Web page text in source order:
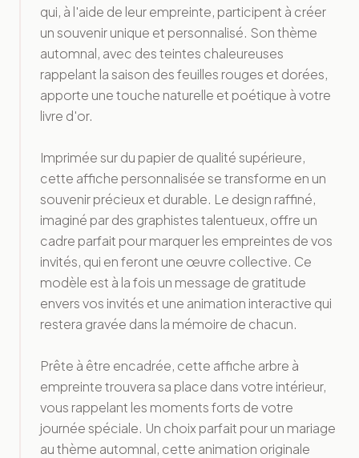
qui, à l'aide de leur empreinte, participent à créer
un souvenir unique et personnalisé. Son thème
automnal, avec des teintes chaleureuses
rappelant la saison des feuilles rouges et dorées,
apporte une touche naturelle et poétique à votre
livre d'or.
Imprimée sur du papier de qualité supérieure,
cette affiche personnalisée se transforme en un
souvenir précieux et durable. Le design raffiné,
imaginé par des graphistes talentueux, offre un
cadre parfait pour marquer les empreintes de vos
invités, qui en feront une œuvre collective. Ce
modèle est à la fois un message de gratitude
envers vos invités et une animation interactive qui
restera gravée dans la mémoire de chacun.
Prête à être encadrée, cette affiche arbre à
empreinte trouvera sa place dans votre intérieur,
vous rappelant les moments forts de votre
journée spéciale. Un choix parfait pour un mariage
au thème automnal, cette animation originale